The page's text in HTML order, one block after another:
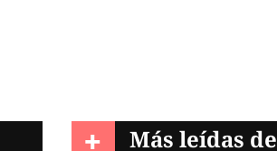
+ Más leídas de